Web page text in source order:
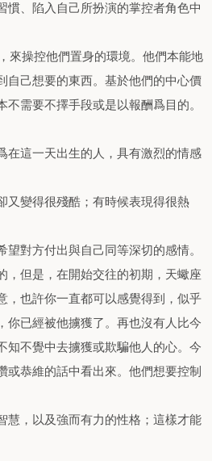
慣、陷入自己所扮演的掌控者角色中
來操控他們置身的環境。他們本能地
自己想要的東西。基於他們的中心價
需要不擇手段或是以報酬爲目的。
在這一天出生的人，具有激烈的情感
又變得很殘酷；有時候表現得很熱
對方付出與自己同等深切的感情。
，但是，在開始交往的初期，天蠍座
，也許你一直都可以感覺得到，似乎
你已經被他擄獲了。再也沒有人比今
知不覺中去擄獲或欺騙他人的心。今
恭維的話中看出來。他們想要控制
慧，以及強而有力的性格；這樣才能